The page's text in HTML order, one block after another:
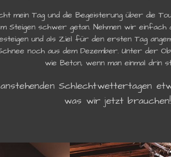
mein Tag und die Begeisterung über die
Steigen schwer getan. Nehmen wir
und als Ziel für den ersten Tag
noch aus dem Dezember. Unter der
wie Beton, wenn man einmal drin
Schlechtwettertagen
was wir jetzt brauchen!